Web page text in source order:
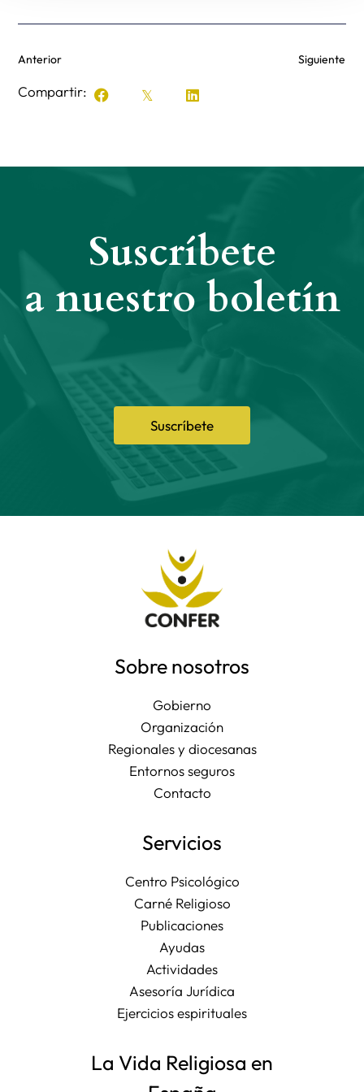
Anterior Siguiente
Compartir:
Suscríbete
Suscríbete
a nuestro boletín
Sobre nosotros
Gobierno
Organización
Regionales y diocesanas
Entornos seguros
Contacto
Servicios
Centro Psicológico
Carné Religioso
Publicaciones
Ayudas
Actividades
Asesoría Jurídica
Ejercicios espirituales
La Vida Religiosa en